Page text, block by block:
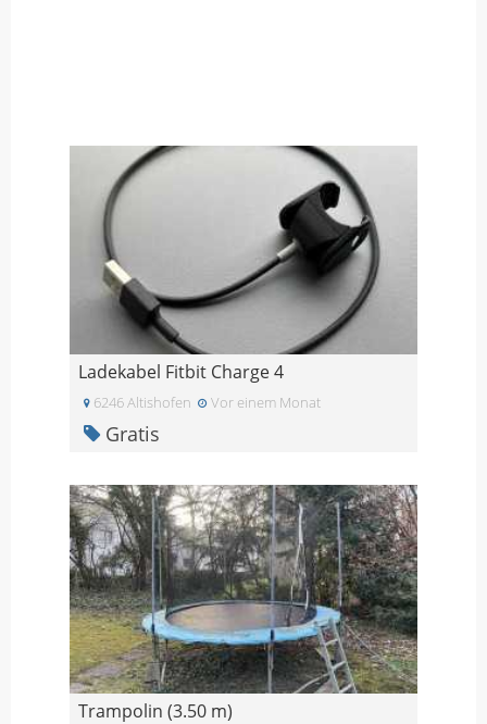
Ladekabel Fitbit Charge 4
6246 Altishofen Vor einem Monat
Gratis
Trampolin (3.50 m)